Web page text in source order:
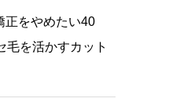
正をやめたい40
毛を活かすカット